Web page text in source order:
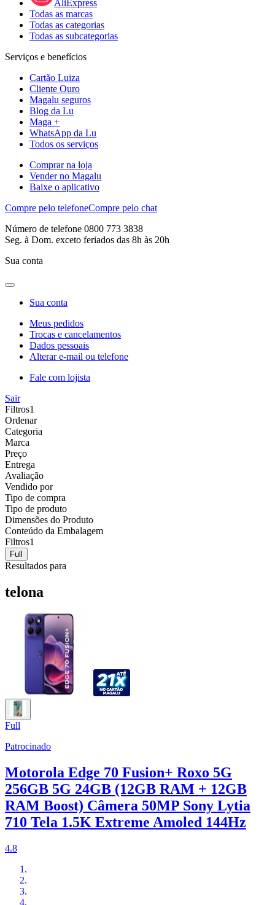
AliExpress
Todas as marcas
Todas as categorias
Todas as subcategorias
Serviços e benefícios
Cartão Luiza
Cliente Ouro
Magalu seguros
Blog da Lu
Maga +
WhatsApp da Lu
Todos os serviços
Comprar na loja
Vender no Magalu
Baixe o aplicativo
Compre pelo telefoneCompre pelo chat
Número de telefone 0800 773 3838
Seg. à Dom. exceto feriados das 8h às 20h
Sua conta
Sua conta
Meus pedidos
Trocas e cancelamentos
Dados pessoais
Alterar e-mail ou telefone
Fale com lojista
Sair
Filtros1
Ordenar
Categoria
Marca
Preço
Entrega
Avaliação
Vendido por
Tipo de compra
Tipo de produto
Dimensões do Produto
Conteúdo da Embalagem
Filtros1
Full
Resultados para
telona
Full
Patrocinado
Motorola Edge 70 Fusion+ Roxo 5G
256GB 5G 24GB (12GB RAM + 12GB
RAM Boost) Câmera 50MP Sony Lytia
710 Tela 1.5K Extreme Amoled 144Hz
4.8